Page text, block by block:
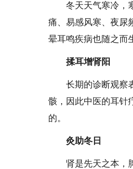
冬天天气寒冷，寒
痛、易感风寒、夜尿
晕耳鸣疾病也随之而
揉耳增肾阳
长期的诊断观察表
骸，因此中医的耳针
的。
灸助冬日
肾是先天之本，脾